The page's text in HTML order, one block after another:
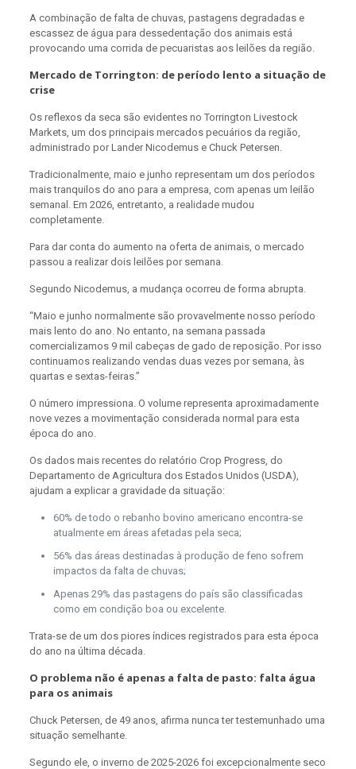
A combinação de falta de chuvas, pastagens degradadas e
escassez de água para dessedentação dos animais está
provocando uma corrida de pecuaristas aos leilões da região.
Mercado de Torrington: de período lento a situação de
crise
Os reflexos da seca são evidentes no Torrington Livestock
Markets, um dos principais mercados pecuários da região,
administrado por Lander Nicodemus e Chuck Petersen.
Tradicionalmente, maio e junho representam um dos períodos
mais tranquilos do ano para a empresa, com apenas um leilão
semanal. Em 2026, entretanto, a realidade mudou
completamente.
Para dar conta do aumento na oferta de animais, o mercado
passou a realizar dois leilões por semana.
Segundo Nicodemus, a mudança ocorreu de forma abrupta.
“Maio e junho normalmente são provavelmente nosso período
mais lento do ano. No entanto, na semana passada
comercializamos 9 mil cabeças de gado de reposição. Por isso
continuamos realizando vendas duas vezes por semana, às
quartas e sextas-feiras.”
O número impressiona. O volume representa aproximadamente
nove vezes a movimentação considerada normal para esta
época do ano.
Os dados mais recentes do relatório Crop Progress, do
Departamento de Agricultura dos Estados Unidos (USDA),
ajudam a explicar a gravidade da situação:
60% de todo o rebanho bovino americano encontra-se
atualmente em áreas afetadas pela seca;
56% das áreas destinadas à produção de feno sofrem
impactos da falta de chuvas;
Apenas 29% das pastagens do país são classificadas
como em condição boa ou excelente.
Trata-se de um dos piores índices registrados para esta época
do ano na última década.
O problema não é apenas a falta de pasto: falta água
para os animais
Chuck Petersen, de 49 anos, afirma nunca ter testemunhado uma
situação semelhante.
Segundo ele, o inverno de 2025-2026 foi excepcionalmente seco